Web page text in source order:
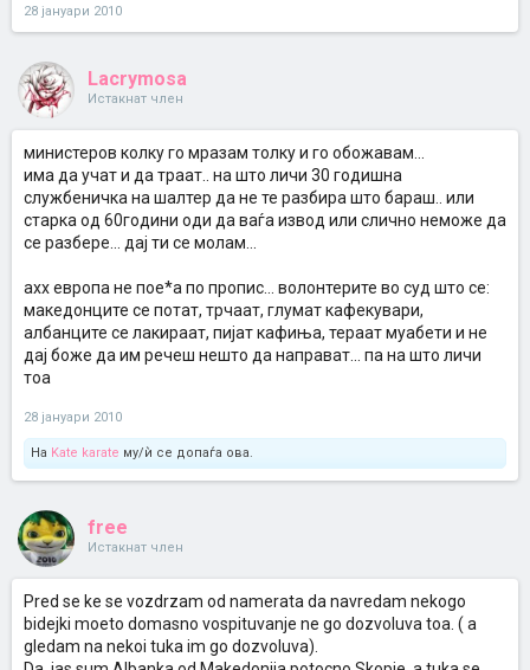
28 јануари 2010
Lacrymosa
Истакнат член
министеров колку го мразам толку и го обожавам...
има да учат и да траат.. на што личи 30 годишна
службеничка на шалтер да не те разбира што бараш.. или
старка од 60години оди да ваѓа извод или слично неможе да
се разбере... дај ти се молам...
ахх европа не пое*а по пропис... волонтерите во суд што се:
македонците се потат, трчаат, глумат кафекувари,
албанците се лакираат, пијат кафиња, тераат муабети и не
дај боже да им речеш нешто да направат... па на што личи
тоа
28 јануари 2010
На Kate karate му/ѝ се допаѓа ова.
free
Истакнат член
Pred se ke se vozdrzam od namerata da navredam nekogo
bidejki moeto domasno vospituvanje ne go dozvoluva toa. ( a
gledam na nekoi tuka im go dozvoluva).